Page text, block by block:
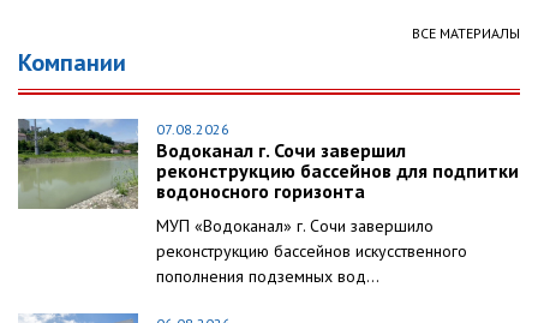
ВСЕ МАТЕРИАЛЫ
Компании
07.08.2026
Водоканал г. Сочи завершил
реконструкцию бассейнов для подпитки
водоносного горизонта
МУП «Водоканал» г. Сочи завершило
реконструкцию бассейнов искусственного
пополнения подземных вод...